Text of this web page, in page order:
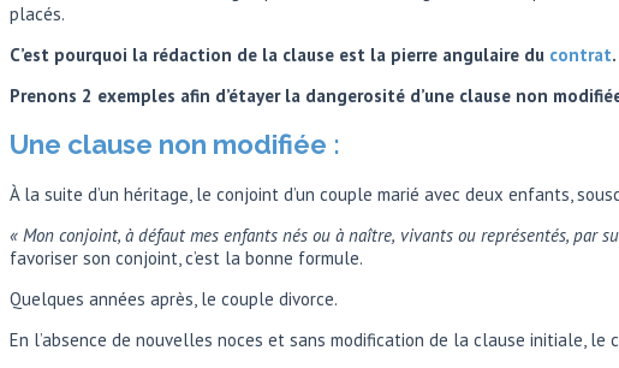
placés.
C’est pourquoi la rédaction de la clause est la pierre angulaire du contrat
Prenons 2 exemples afin d’étayer la dangerosité d’une clause non
Une clause non modifiée :
À la suite d’un héritage, le conjoint d’un couple marié avec deux enfants,
« Mon conjoint, à défaut mes enfants nés ou à naître, vivants ou représentés, par
favoriser son conjoint, c’est la bonne formule.
Quelques années après, le couple divorce.
En l’absence de nouvelles noces et sans modification de la clause initiale,